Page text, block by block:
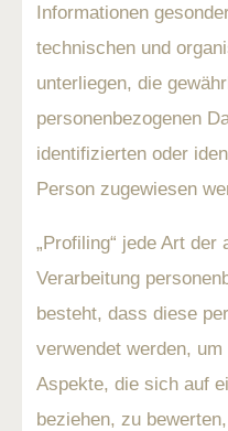
Informationen
technischen und
unterliegen, die
personenbezogenen
identifizierten oder
Person zugewiesen
„Profiling“ jede Art der
Verarbeitung
besteht, dass diese
verwendet werden,
Aspekte, die sich auf
beziehen, zu